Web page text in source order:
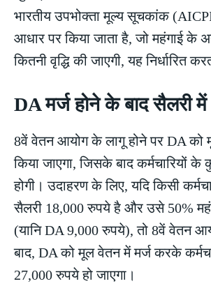
भारतीय उपभोक्ता मूल्य सूचकांक
आधार पर किया जाता है, जो महंगाई के
कितनी वृद्धि की जाएगी, यह निर्धारित
DA मर्ज होने के बाद सैलरी
8वें वेतन आयोग के लागू होने पर DA को
किया जाएगा, जिसके बाद कर्मचारियों के
होगी। उदाहरण के लिए, यदि किसी
सैलरी 18,000 रुपये है और उसे 50%
(यानि DA 9,000 रुपये), तो 8वें वेतन
बाद, DA को मूल वेतन में मर्ज करके
27,000 रुपये हो जाएगा।